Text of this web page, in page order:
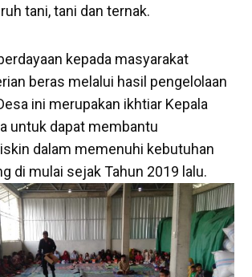
tani, tani dan ternak.
kepada masyarakat
beras melalui hasil pengelolaan
ini merupakan ikhtiar Kepala
untuk dapat membantu
dalam memenuhi kebutuhan
di mulai sejak Tahun 2019 lalu.